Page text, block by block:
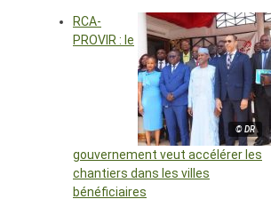
© DR
RCA-
PROVIR : le
gouvernement veut accélérer les
chantiers dans les villes
bénéficiaires